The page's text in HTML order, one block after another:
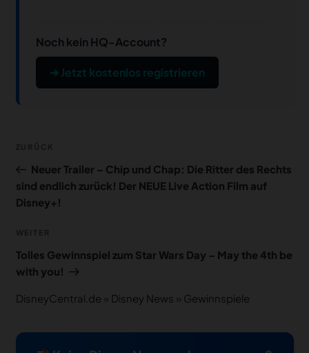
Noch kein HQ-Account?
➔ Jetzt kostenlos registrieren
Beitrag
Neuer Trailer – Chip und Chap: Die Ritter des Rechts
sind endlich zurück! Der NEUE Live Action Film auf
Disney+!
Beitrag
Tolles Gewinnspiel zum Star Wars Day – May the 4th be
with you!
DisneyCentral.de » Disney News » Gewinnspiele